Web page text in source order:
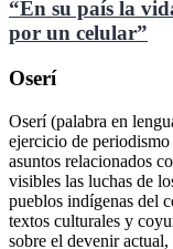
“En su país la
por un celular”
Oserí
Oserí (palabra en
ejercicio de
asuntos relacionados
visibles las luchas de
pueblos indígenas del
textos culturales y
sobre el devenir